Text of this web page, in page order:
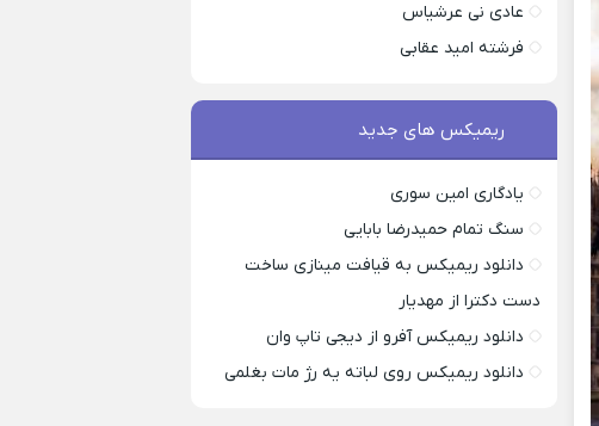
عادی نی عرشیاس
فرشته امید عقابی
ریمیکس های جدید
یادگاری امین سوری
سنگ تمام حمیدرضا بابایی
دانلود ریمیکس به قیافت مینازی ساخت
دست دکترا از مهدیار
دانلود ریمیکس آفرو از ديجی تاپ وان
دانلود ریمیکس روی لباته یه رژ مات بغلمی